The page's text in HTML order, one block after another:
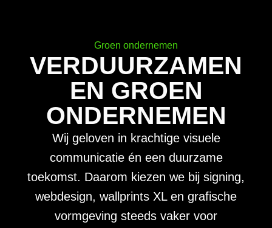
Groen ondernemen
VERDUURZAMEN
EN GROEN
ONDERNEMEN
Wij geloven in krachtige visuele
communicatie én een duurzame
toekomst. Daarom kiezen we bij signing,
webdesign, wallprints XL en grafische
vormgeving steeds vaker voor